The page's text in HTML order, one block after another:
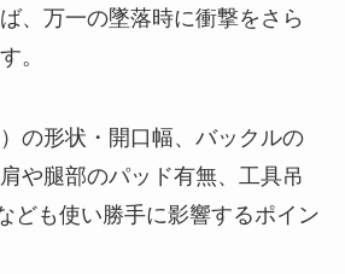
、万一の墜落時に衝撃をさら
。
の形状・開口幅、バックルの
や腿部のパッド有無、工具吊
ども使い勝手に影響するポイン